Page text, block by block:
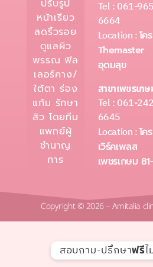
ปรับรูป
หน้าเรียว
ลดริ้วรอย
ดูแลผิว
พรรณ ฟิล
เลอร์คาง/
ใต้ตา ร่อง
แก้ม รักษา
สิว โดยทีม
แพทย์ผู้
ชำนาญ
การ
Tel : 061-
6664
Location :โค
Themaster
อุดมสุข
สาขาเพชรเก
Tel : 061-
6645
Location :โค
เวิร์คเพลส
เพชรเกษม
Copyright © 2026 – Amitalia
สอบถาม-ปรึกษาฟรี